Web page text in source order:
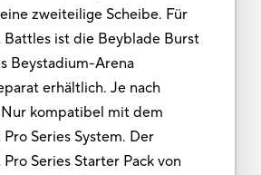
zweiteilige Scheibe. Für
Battles ist die Beyblade Burst
Beystadium-Arena
erhältlich. Je nach
kompatibel mit dem
Series System. Der
Series Starter Pack von